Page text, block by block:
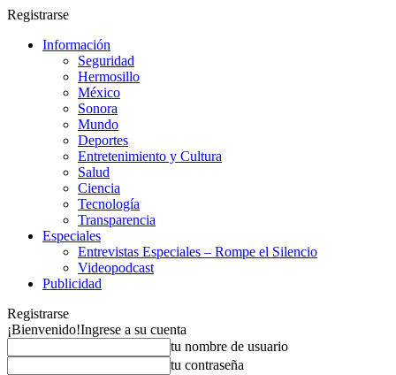
Registrarse
Información
Seguridad
Hermosillo
México
Sonora
Mundo
Deportes
Entretenimiento y Cultura
Salud
Ciencia
Tecnología
Transparencia
Especiales
Entrevistas Especiales – Rompe el Silencio
Videopodcast
Publicidad
Registrarse
¡Bienvenido!Ingrese a su cuenta
tu nombre de usuario
tu contraseña